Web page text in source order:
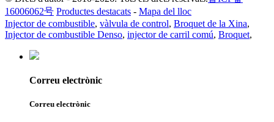
16006062号 Productes destacats - Mapa del lloc
Injector de combustible, vàlvula de control, Broquet de la Xina,
Injector de combustible Denso, injector de carril comú, Broquet,
Correu electrònic
Correu electrònic